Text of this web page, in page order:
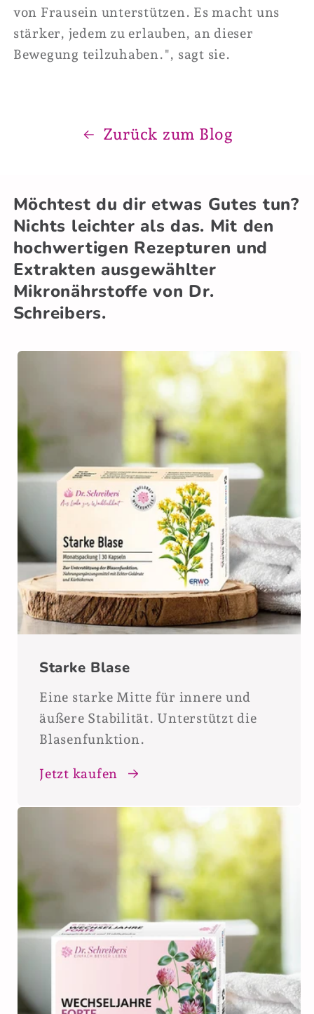
von Frausein unterstützen. Es macht uns
stärker, jedem zu erlauben, an dieser
Bewegung teilzuhaben.", sagt sie.
Zurück zum Blog
Möchtest du dir etwas Gutes tun?
Nichts leichter als das. Mit den
hochwertigen Rezepturen und
Extrakten ausgewählter
Mikronährstoffe von Dr.
Schreibers.
Starke Blase
Eine starke Mitte für innere und
äußere Stabilität. Unterstützt die
Blasenfunktion.
Jetzt kaufen